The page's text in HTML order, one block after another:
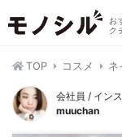
お
ク
TOP コスメ ネ
会社員 / イン
muuchan